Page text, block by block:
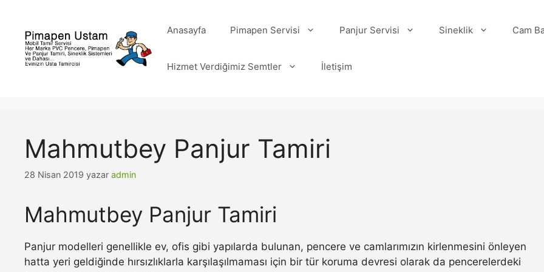
Anasayfa Pimapen Servisi Panjur Servisi Sineklik Cam
Hizmet Verdiğimiz Semtler İletişim
Mahmutbey Panjur Tamiri
28 Nisan 2019 yazar admin
Mahmutbey Panjur Tamiri
Panjur modelleri genellikle ev, ofis gibi yapılarda bulunan, pencere ve camlarımızın kirlenmesini önleyen
hatta yeri geldiğinde hırsızlıklarla karşılaşılmaması için bir tür koruma devresi olarak da pencerelerdeki